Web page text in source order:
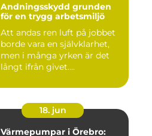
Andningsskydd grunden
för en trygg arbetsmiljö
Att andas ren luft på jobbet
borde vara en självklarhet,
men i många yrken är det
långt ifrån givet....
18. jun
Värmepumpar i Örebro: